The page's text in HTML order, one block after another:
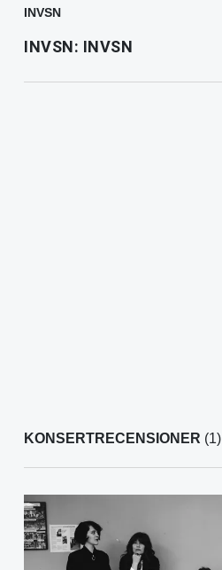
INVSN
INVSN: INVSN
KONSERTRECENSIONER (1)